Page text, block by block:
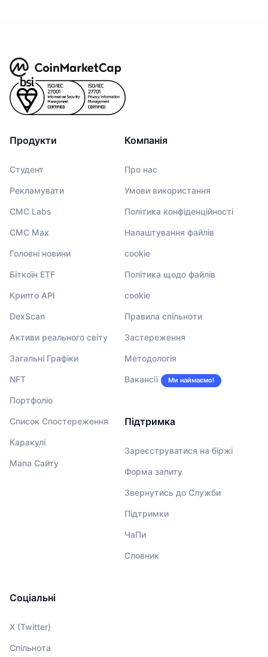
Продукти
Студент
Рекламувати
CMC Labs
CMC Max
Головні новини
Біткоїн ETF
Крипто API
DexScan
Активи реального світу
Загальні Графіки
NFT
Портфоліо
Список Спостереження
Каракулі
Мапа Сайту
Компанія
Про нас
Умови використання
Політика конфіденційності
Налаштування файлів
cookie
Політика щодо файлів
cookie
Правила спільноти
Застереження
Методологія
Вакансії Ми наймаємо!
Підтримка
Зареєструватися на біржі
Форма запиту
Звернутись до Служби
Підтримки
ЧаПи
Словник
Соціальні
X (Twitter)
Спільнота